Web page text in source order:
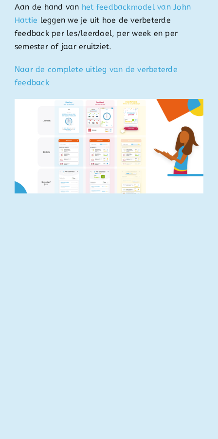
Aan de hand van het feedbackmodel van John
Hattie leggen we je uit hoe de verbeterde
feedback per les/leerdoel, per week en per
semester of jaar eruitziet.
Naar de complete uitleg van de verbeterde
feedback